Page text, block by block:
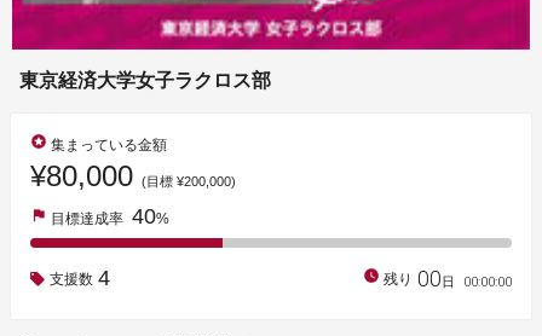
東京経済大学女子ラクロス部
stars 集まっている金額
¥80,000 (目標 ¥200,000)
flag 目標達成率 40%
支援数 4 watch_later 残り 00日 00:00:00